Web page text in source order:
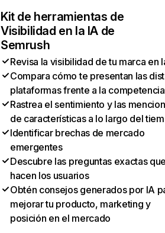
Kit de herramientas de
Visibilidad en la IA de
Semrush
Revisa la visibilidad de tu marca en
Compara cómo te presentan las
plataformas frente a la competencia
Rastrea el sentimiento y las
de características a lo largo del
Identificar brechas de mercado
emergentes
Descubre las preguntas exactas
hacen los usuarios
Obtén consejos generados por IA
mejorar tu producto, marketing y
posición en el mercado